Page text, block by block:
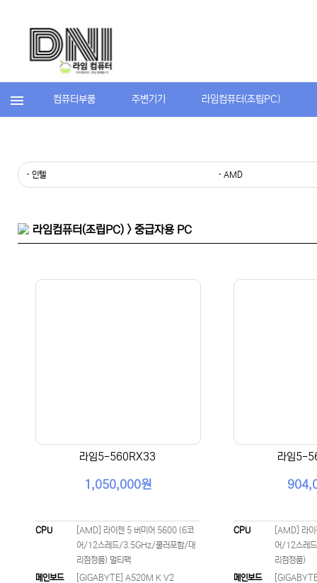
컴퓨터부품 주변기기 라임컴퓨터(조립PC)
· 인텔 · AMD
라임컴퓨터(조립PC) > 중급자용 PC
라임5-560RX33
1,050,000원
CPU
[AMD] 라이젠 5 버미어 5600 (6코
어/12스레드/3.5GHz/쿨러포함/대
리점정품) 멀티팩
메인보드
[GIGABYTE] A520M K V2
라임5-
CPU
[AMD] 라
어/12스레
리점정품)
메인보드